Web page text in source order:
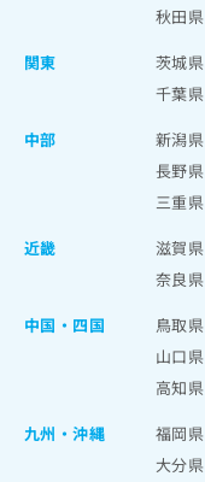
秋田県
関東
茨城県
千葉県
中部
新潟県
長野県
三重県
近畿
滋賀県
奈良県
中国・四国
鳥取県
山口県
高知県
九州・沖縄
福岡県
大分県